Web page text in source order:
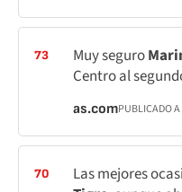
73 Muy seguro
Centro al
as.comPUBLICADO A
70
Las mejores